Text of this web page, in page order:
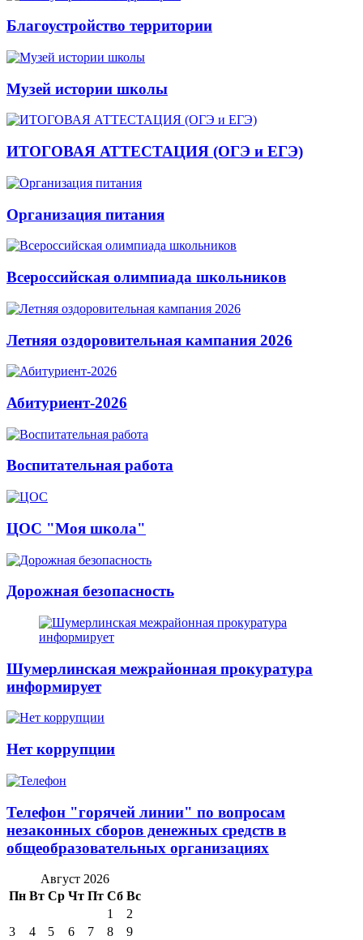
Благоустройство территории
Музей истории школы
ИТОГОВАЯ АТТЕСТАЦИЯ (ОГЭ и ЕГЭ)
Организация питания
Всероссийская олимпиада школьников
Летняя оздоровительная кампания 2026
Абитуриент-2026
Воспитательная работа
ЦОС "Моя школа"
Дорожная безопасность
Шумерлинская межрайонная прокуратура
информирует
Нет коррупции
Телефон "горячей линии" по вопросам
незаконных сборов денежных средств в
общеобразовательных организациях
Август 2026
Пн Вт Ср Чт Пт Сб Вс
1
2
3
4 5 6 7 8
9